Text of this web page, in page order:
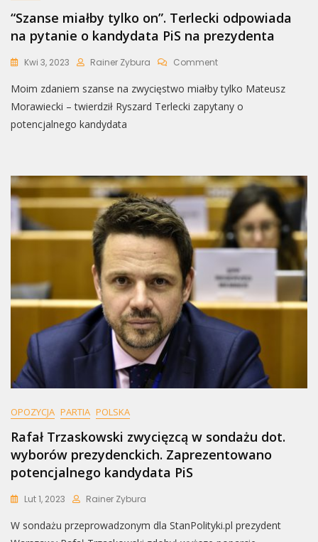
“Szanse miałby tylko on”. Terlecki odpowiada
na pytanie o kandydata PiS na prezydenta
Kwi 3, 2023 Rainer Zybura CommentOn
Miałby
Tylko
On”.
O
Kandydata
PiS
Na
Prezydenta
Moim zdaniem szanse na zwycięstwo miałby tylko Mateusz
Morawiecki – twierdził Ryszard Terlecki zapytany o
potencjalnego kandydata
OPOZYCJA PARTIA POLSKA
Rafał Trzaskowski zwycięzcą w sondażu dot.
wyborów prezydenckich. Zaprezentowano
potencjalnego kandydata PiS
Lut 1, 2023 Rainer Zybura
W sondażu przeprowadzonym dla StanPolityki.pl prezydent